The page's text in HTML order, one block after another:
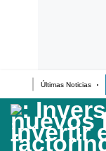
Últimas Noticias
Últimas Noticias
Casos de Estudio
Columnistas